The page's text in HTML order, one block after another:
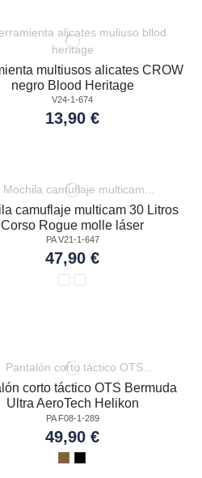
multiusos alicates CROW
negro Blood Heritage
V24-1-674
13,90 €
camuflaje multicam 30 Litros
Corso Rogue molle láser
PA V21-1-647
47,90 €
corto táctico OTS Bermuda
Ultra AeroTech Helikon
PA F08-1-289
49,90 €